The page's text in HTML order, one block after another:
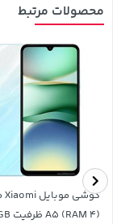
3,679,000 تومان
4,780,000
محصولات مرتبط
A5 (RAM 4) ظرفیت 128GB - آبی